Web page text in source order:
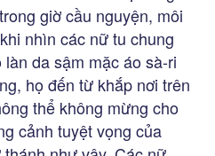
giờ cầu nguyện, môi
nhìn các nữ tu chung
da sậm mặc áo sà-ri
họ đến từ khắp nơi trên
thể không mừng cho
cảnh tuyệt vọng của